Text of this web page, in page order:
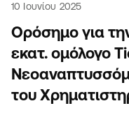
10 Ιουνίου 2025
Ορόσημο για
εκατ. ομόλογο
του